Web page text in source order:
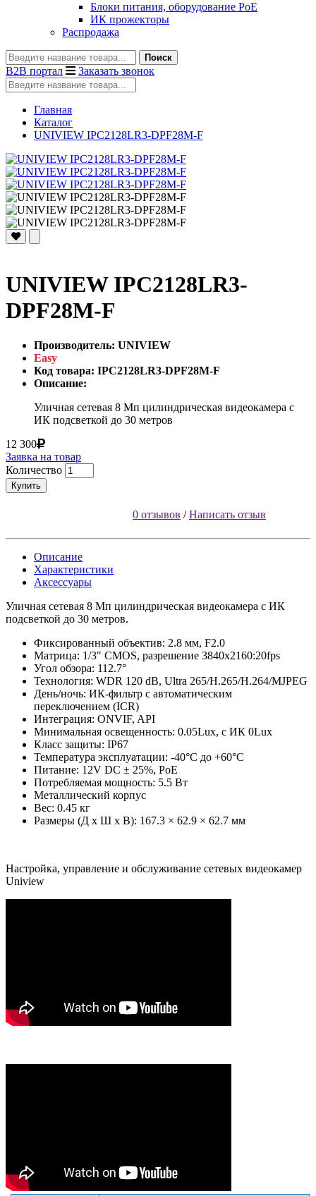
Блоки питания, оборудование PoE
ИК прожекторы
Распродажа
Поиск
B2B портал Заказать звонок
Главная
Каталог
UNIVIEW IPC2128LR3-DPF28M-F
UNIVIEW IPC2128LR3-
DPF28M-F
Производитель: UNIVIEW
Easy
Код товара: IPC2128LR3-DPF28M-F
Описание:
Уличная сетевая 8 Мп цилиндрическая видеокамера с
ИК подсветкой до 30 метров
12 300
Заявка на товар
Количество
Купить
0 отзывов /Написать отзыв
Описание
Характеристики
Аксессуары
Уличная сетевая 8 Мп цилиндрическая видеокамера с ИК
подсветкой до 30 метров.
Фиксированный объектив: 2.8 мм, F2.0
Матрица: 1/3" CMOS, разрешение 3840x2160:20fps
Угол обзора: 112.7°
Технология: WDR 120 dB, Ultra 265/H.265/H.264/MJPEG
День/ночь: ИК-фильтр с автоматическим
переключением (ICR)
Интеграция: ONVIF, API
Минимальная освещенность: 0.05Lux, c ИК 0Lux
Класс защиты: IP67
Температура эксплуатации: -40°C до +60°C
Питание: 12V DC ± 25%, PoE
Потребляемая мощность: 5.5 Вт
Металлический корпус
Вес: 0.45 кг
Размеры (Д х Ш х В): 167.3 × 62.9 × 62.7 мм
Настройка, управление и обслуживание сетевых видеокамер
Uniview